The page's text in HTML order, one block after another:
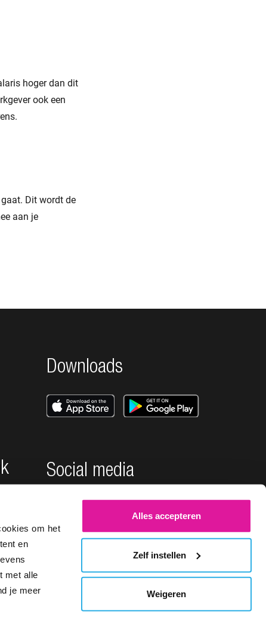
om het
en
met alle
je meer
Alles accepteren
Zelf instellen
Weigeren
hoger dan dit
ook een
Dit wordt de
aan je
Downloads
Social media